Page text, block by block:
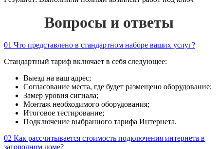
Вопросы и ответы
01 Что представлено в стандартном наборе ваших услуг?
Стандартный тариф включает в себя следующее:
Выезд на ваш адрес;
Согласование места, где будет размещено оборудование;
Замер уровня сигнала;
Монтаж необходимого оборудования;
Итоговое тестирование;
Подключение выбранного тарифа Интернета.
02 Как рассчитывается стоимость подключения интернета в
загородном доме?